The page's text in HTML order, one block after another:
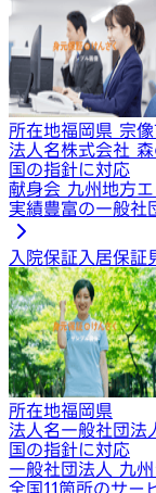
所在地福岡県 宗
法人名株式会社
国の指針に対応
献身会 九州地方
実績豊富の一般社
入院保証 入居保証
所在地福岡県
法人名一般社団法
国の指針に対応
一般社団法人 九
全国11箇所のサー